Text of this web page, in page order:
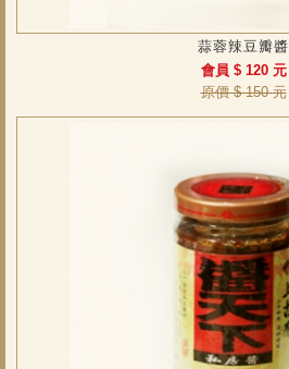
蒜蓉辣豆瓣醬
會員 $ 120 元
原價 $ 150 元